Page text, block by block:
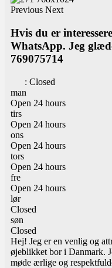
Previous Next
Hvis du er
WhatsApp. Jeg
769075714
: Closed
man
Open 24 hours
tirs
Open 24 hours
ons
Open 24 hours
tors
Open 24 hours
fre
Open 24 hours
lør
Closed
søn
Closed
Hej! Jeg er en venlig og
øjeblikket bor i Danmark.
møde ærlige og